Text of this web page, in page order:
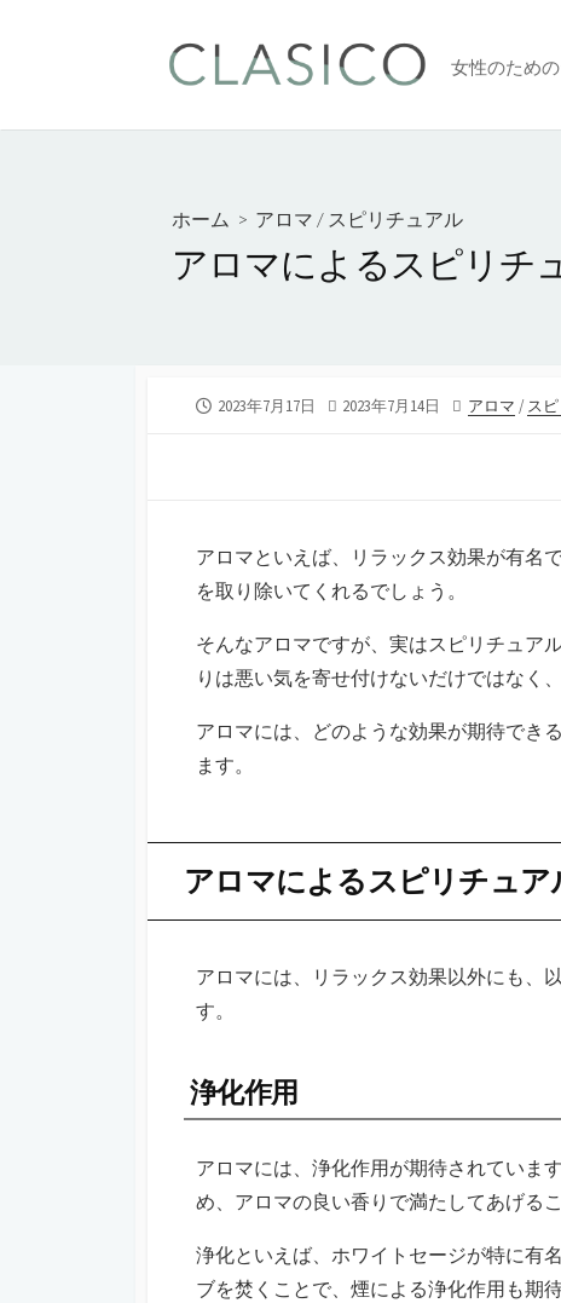
女性のため
ホーム > アロマ / スピリチュアル
アロマによるスピリチ
公
2023年7月17日
最
2023年7月14日
カ
アロマ / ス
アロマといえば、リラックス効果が有名
を取り除いてくれるでしょう。
そんなアロマですが、実はスピリチュア
りは悪い気を寄せ付けないだけではなく
アロマには、どのような効果が期待でき
ます。
アロマによるスピリチュア
アロマには、リラックス効果以外にも、
す。
浄化作用
アロマには、浄化作用が期待されていま
め、アロマの良い香りで満たしてあげる
浄化といえば、ホワイトセージが特に有
ブを焚くことで、煙による浄化作用も期